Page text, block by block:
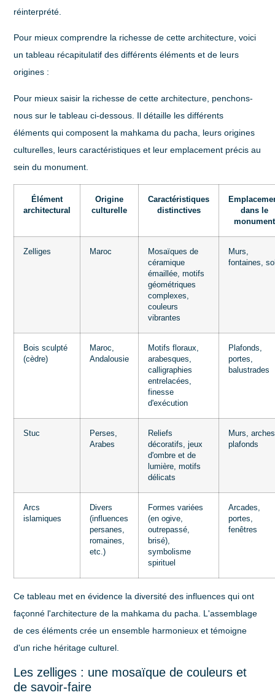
réinterprété.
Pour mieux comprendre la richesse de cette architecture, voici
un tableau récapitulatif des différents éléments et de leurs
origines :
Pour mieux saisir la richesse de cette architecture, penchons-
nous sur le tableau ci-dessous. Il détaille les différents
éléments qui composent la mahkama du pacha, leurs origines
culturelles, leurs caractéristiques et leur emplacement précis au
sein du monument.
Élément
architectural
Origine
culturelle
Caractéristiques
distinctives
dans le
monument
Zelliges Maroc
Mosaïques de
céramique
émaillée, motifs
géométriques
complexes,
couleurs
vibrantes
Murs,
fontaines,
Bois sculpté
(cèdre)
Maroc,
Andalousie
Motifs floraux,
arabesques,
calligraphies
entrelacées,
finesse
d'exécution
Plafonds,
portes,
balustrades
Stuc
Perses,
Arabes
Reliefs
décoratifs, jeux
d'ombre et de
lumière, motifs
délicats
Murs,
plafonds
Arcs
islamiques
Divers
(influences
persanes,
romaines,
etc.)
Formes variées
(en ogive,
outrepassé,
brisé),
symbolisme
spirituel
Arcades,
portes,
fenêtres
Ce tableau met en évidence la diversité des influences qui ont
façonné l'architecture de la mahkama du pacha. L'assemblage
de ces éléments crée un ensemble harmonieux et témoigne
d'un riche héritage culturel.
Les zelliges : une mosaïque de couleurs et
de savoir-faire